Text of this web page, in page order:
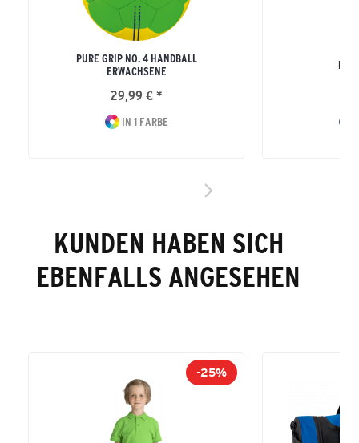
PURE GRIP NO. 4 HANDBALL
ERWACHSENE
29,99 € *
IN 1 FARBE
KUNDEN HABEN SICH
EBENFALLS ANGESEHEN
-25%